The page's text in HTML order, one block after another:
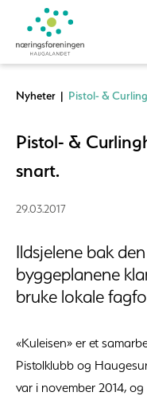
Nyheter | Pistol- &
Pistol- &
snart.
29.03.2017
Ildsjelene bak
byggeplanene
bruke lokale
«Kuleisen» er et
Pistolklubb og
var i november 2014,